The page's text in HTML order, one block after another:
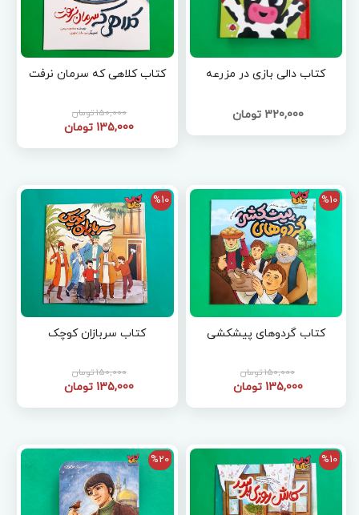
کتاب دالی بازی در مزرعه
320,000 تومان
کتاب کلاهی که سرمان نرفت
150,000 تومان
135,000 تومان
%10
کتاب گردوهای پیشکشی
150,000 تومان
135,000 تومان
%10
کتاب سربازان کوچک
150,000 تومان
135,000 تومان
%10
%20